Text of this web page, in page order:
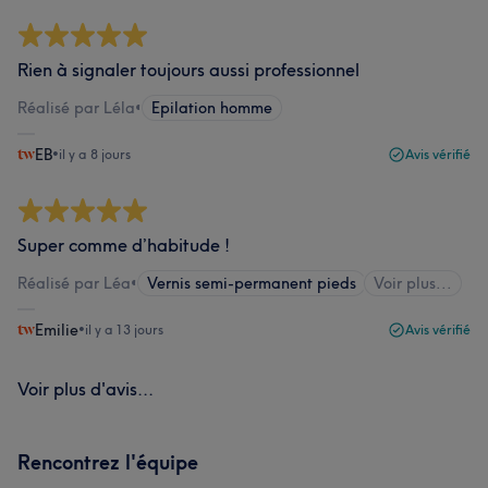
Rien à signaler toujours aussi professionnel
Réalisé par Léla• Epilation homme
EB•il y a 8 jours Avis vérifié
Super comme d’habitude !
Réalisé par Léa• Vernis semi-permanent pieds Voir plus...
Emilie•il y a 13 jours Avis vérifié
Voir plus d'avis...
Rencontrez l'équipe